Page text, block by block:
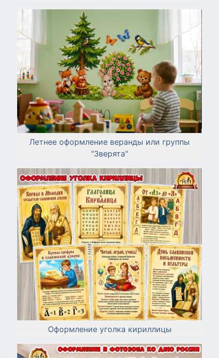
Летнее оформление веранды или группы
"Зверята"
Оформление уголка кириллицы